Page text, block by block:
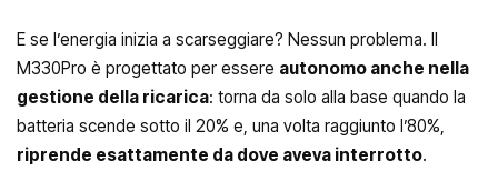
E se l’energia inizia a scarseggiare? Nessun problema. Il
M330Pro è progettato per essere autonomo anche nella
gestione della ricarica: torna da solo alla base quando la
batteria scende sotto il 20% e, una volta raggiunto l’80%,
riprende esattamente da dove aveva interrotto.